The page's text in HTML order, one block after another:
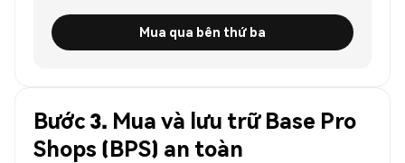
Mua qua bên thứ ba
Bước 3. Mua và lưu trữ Base Pro
Shops (BPS) an toàn